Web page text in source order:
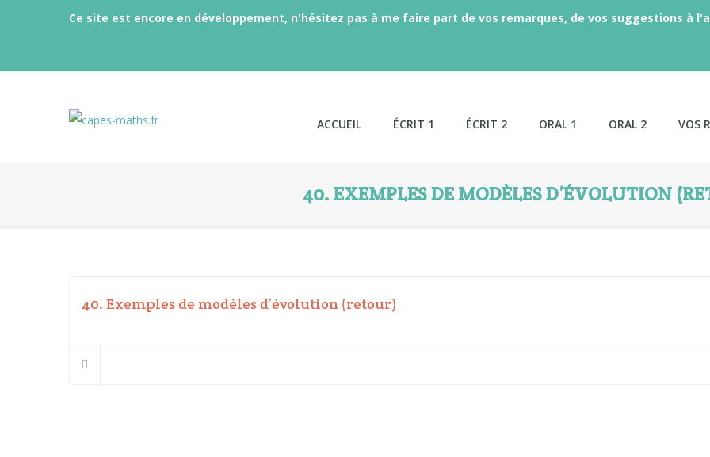
Ce site est encore en développement, n'hésitez pas à me faire part de vos remarques, de vos suggestions à
ACCUEIL ÉCRIT 1 ÉCRIT 2 ORAL 1 ORAL 2 VOS
40. EXEMPLES DE MODÈLES D’ÉVOLUTION
40. Exemples de modèles d’évolution (retour)